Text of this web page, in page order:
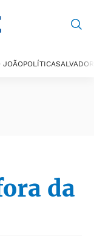
JOÃOPOLÍTICASALVADOR
da